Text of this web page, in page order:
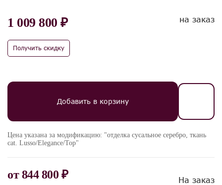
1 009 800 ₽
Получить скидку
на заказ
Добавить в корзину
Цена указана за модификацию: "отделка сусальное серебро, ткань
cat. Lusso/Elegance/Top"
от844 800 ₽ На заказ